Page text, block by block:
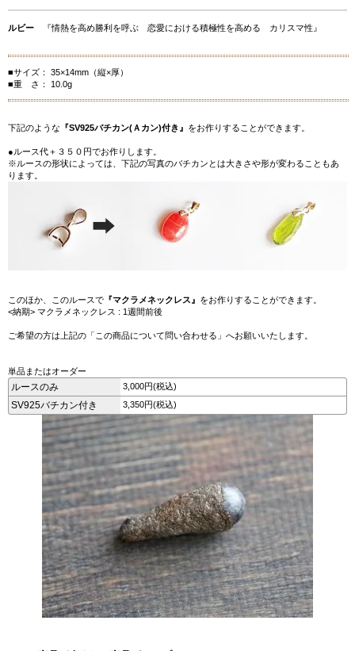
ルビー 『情熱を高め勝利を呼ぶ 恋愛における積極性を高める カリスマ性』
■サイズ： 35×14mm（縦×厚）
■重 さ： 10.0g
下記のような 『SV925バチカン(Ａカン)付き』 をお作りすることができます。
●ルース代＋３５０円でお作りします。
※ルースの形状によっては、下記の写真のバチカンとは大きさや形が変わることもあ
ります。
このほか、このルースで 『マクラメネックレス』 をお作りすることができます。
<納期> マクラメネックレス : 1週間前後
ご希望の方は上記の「この商品について問い合わせる」へお願いいたします。
単品またはオーダー
ルースのみ 3,000円(税込)
SV925バチカン付き 3,350円(税込)